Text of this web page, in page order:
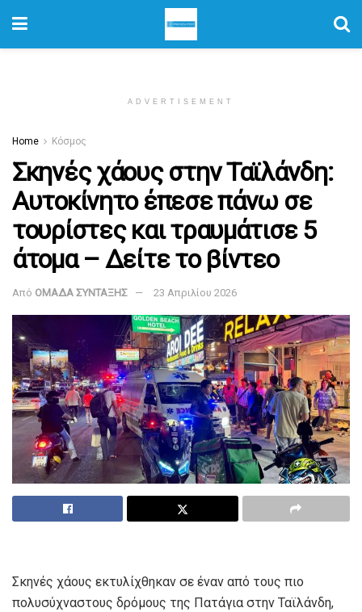
ADVERTISEMENT
Home Κόσμος
Σκηνές χάους στην Ταϊλάνδη:
Αυτοκίνητο έπεσε πάνω σε
τουρίστες και τραυμάτισε 5
άτομα – Δείτε το βίντεο
Από ΟΜΑΔΑ ΣΥΝΤΑΞΗΣ 23 Απριλίου 2026
Σκηνές χάους εκτυλίχθηκαν σε έναν από τους πιο
πολυσύχναστους δρόμους της Πατάγια στην Ταϊλάνδη,